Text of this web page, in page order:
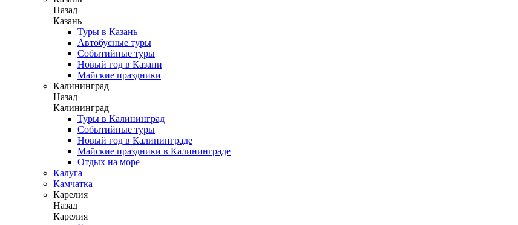
Назад
Казань
Туры в Казань
Автобусные туры
Событийные туры
Новый год в Казани
Майские праздники
Калининград
Назад
Калининград
Туры в Калининград
Событийные туры
Новый год в Калининграде
Майские праздники в Калининграде
Отдых на море
Калуга
Камчатка
Карелия
Назад
Карелия